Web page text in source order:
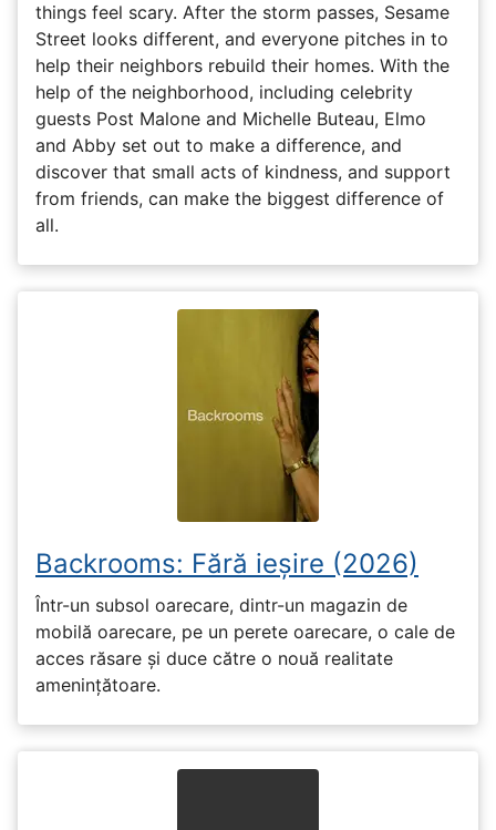
things feel scary. After the storm passes, Sesame
Street looks different, and everyone pitches in to
help their neighbors rebuild their homes. With the
help of the neighborhood, including celebrity
guests Post Malone and Michelle Buteau, Elmo
and Abby set out to make a difference, and
discover that small acts of kindness, and support
from friends, can make the biggest difference of
all.
Backrooms: Fără ieșire (2026)
Într-un subsol oarecare, dintr-un magazin de
mobilă oarecare, pe un perete oarecare, o cale de
acces răsare și duce către o nouă realitate
amenințătoare.